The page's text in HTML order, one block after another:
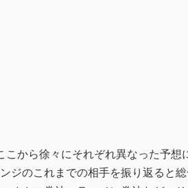
から徐々にそれぞれ異なった予
ジのこれまでの相手を振り返ると